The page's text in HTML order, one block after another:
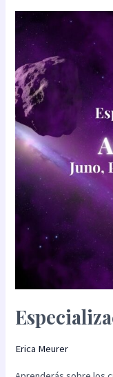
Erica Meurer
Especialización
asteroides